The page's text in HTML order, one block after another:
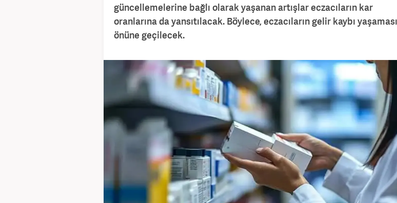
güncellemelerine bağlı olarak yaşanan artışlar eczacıların kar
oranlarına da yansıtılacak. Böylece, eczacıların gelir kaybı
önüne geçilecek.